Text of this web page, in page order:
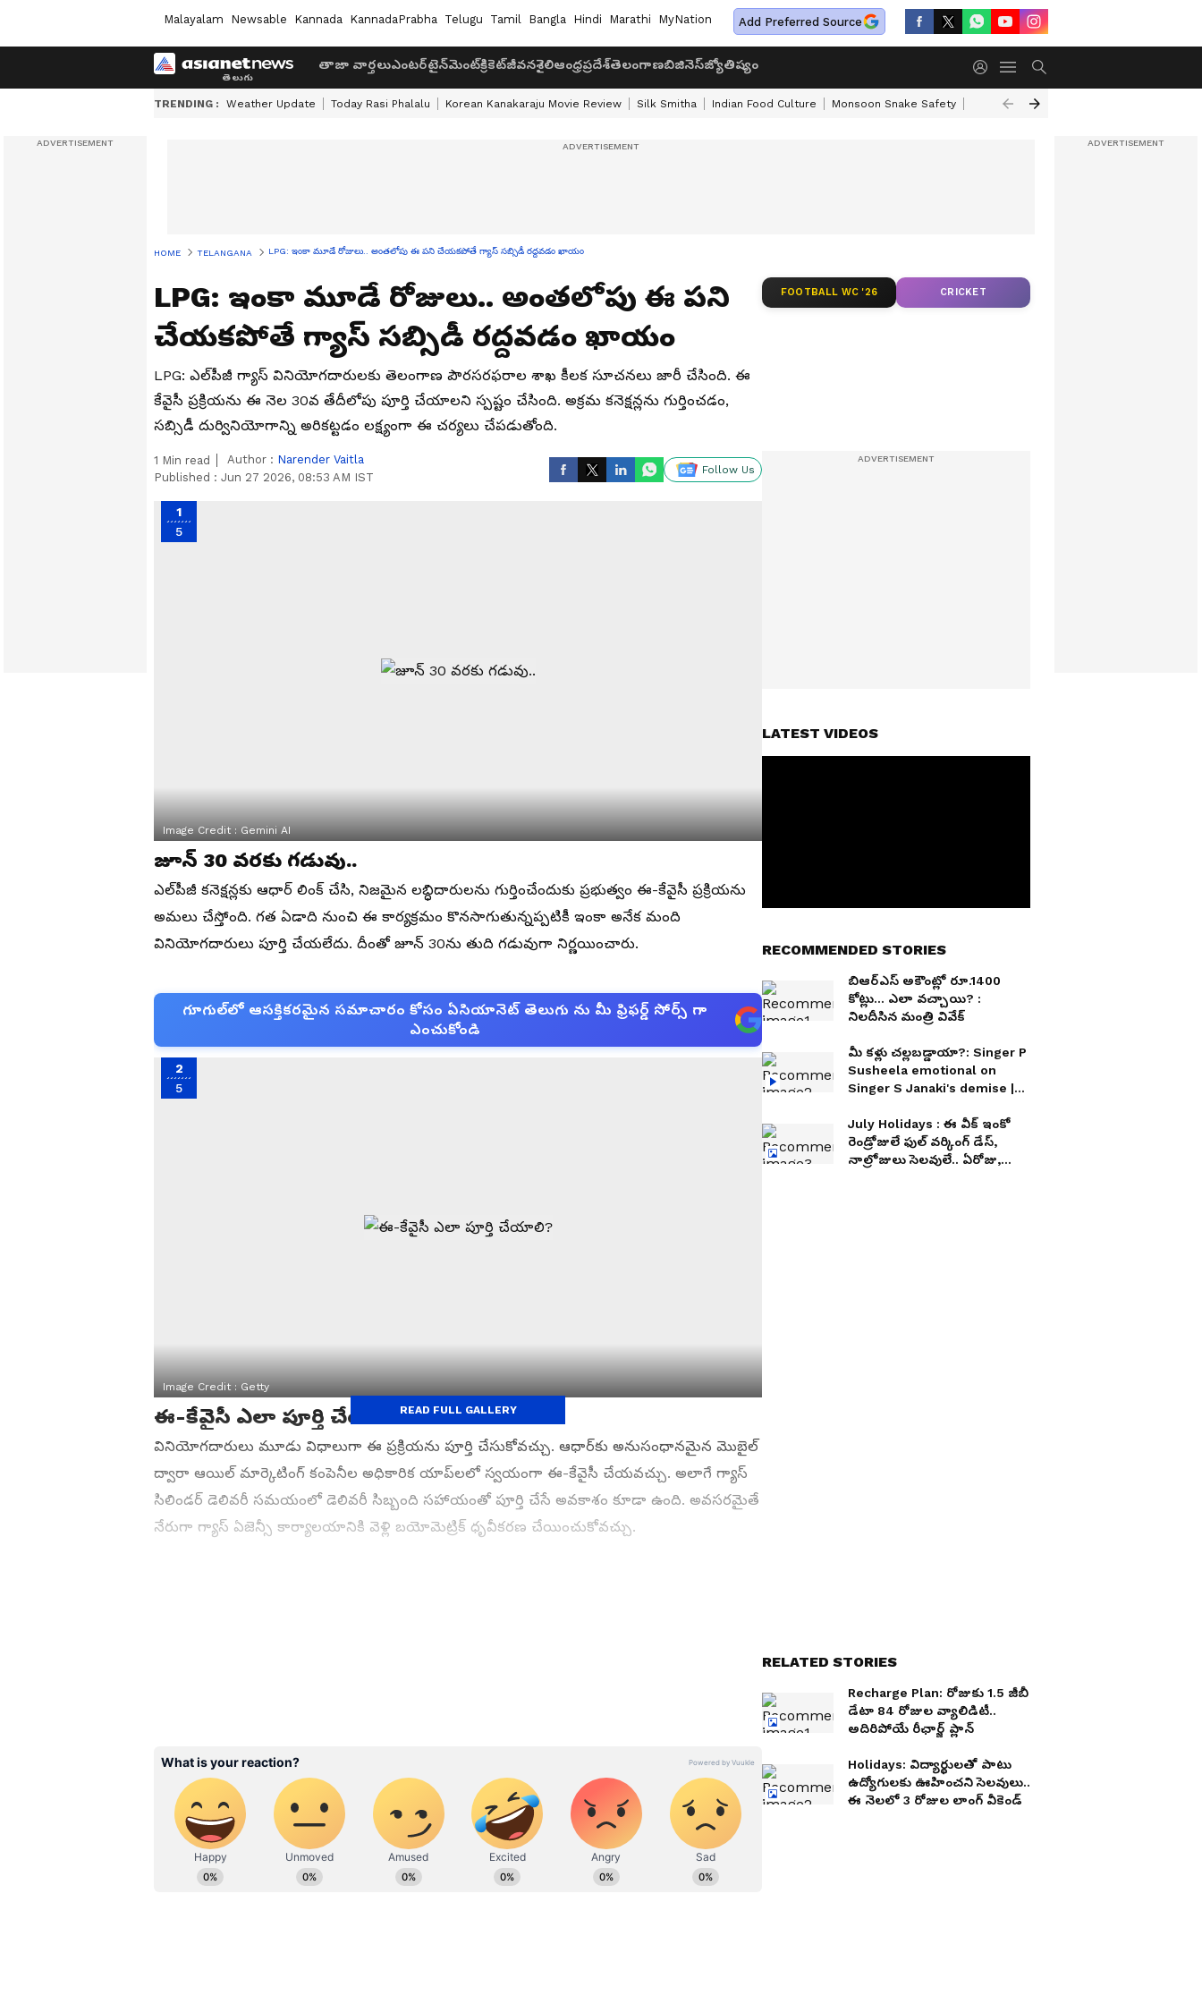
Malayalam Newsable Kannada KannadaPrabha Telugu Tamil Bangla Hindi Marathi MyNation Add Preferred Source
తాజా వార్తలుఎంటర్‌టైన్‌మెంట్క్రికెట్జీవనశైలిఆంధ్రప్రదేశ్తెలంగాణబిజినెస్జ్యోతిష్యం
TRENDING : Weather Update Today Rasi Phalalu Korean Kanakaraju Movie Review Silk Smitha Indian Food Culture Monsoon Snake Safety Akkineni Nageswara Rao
HOME TELANGANA LPG: ఇంకా మూడే రోజులు.. అంతలోపు ఈ పని చేయకపోతే గ్యాస్ సబ్సిడీ రద్దవడం ఖాయం
LPG: ఇంకా మూడే రోజులు.. అంతలోపు ఈ పని
చేయకపోతే గ్యాస్ సబ్సిడీ రద్దవడం ఖాయం
LPG: ఎల్‌పీజీ గ్యాస్ వినియోగదారులకు తెలంగాణ పౌరసరఫరాల శాఖ కీలక సూచనలు జారీ చేసింది. ఈ
కేవైసీ ప్రక్రియను ఈ నెల 30వ తేదీలోపు పూర్తి చేయాలని స్పష్టం చేసింది. అక్రమ కనెక్షన్లను గుర్తించడం,
సబ్సిడీ దుర్వినియోగాన్ని అరికట్టడం లక్ష్యంగా ఈ చర్యలు చేపడుతోంది.
1 Min read Author : Narender Vaitla
Published : Jun 27 2026, 08:53 AM IST
Follow Us
1
5
Image Credit : Gemini AI
జూన్ 30 వరకు గడువు..
ఎల్‌పీజీ కనెక్షన్లకు ఆధార్ లింక్ చేసి, నిజమైన లబ్ధిదారులను గుర్తించేందుకు ప్రభుత్వం ఈ-కేవైసీ ప్రక్రియను
అమలు చేస్తోంది. గత ఏడాది నుంచి ఈ కార్యక్రమం కొనసాగుతున్నప్పటికీ ఇంకా అనేక మంది
వినియోగదారులు పూర్తి చేయలేదు. దీంతో జూన్ 30ను తుది గడువుగా నిర్ణయించారు.
గూగుల్‌లో ఆసక్తికరమైన సమాచారం కోసం ఏసియానెట్ తెలుగు ను మీ ఫ్రిఫర్డ్ సోర్స్ గా
ఎంచుకోండి
2
5
Image Credit : Getty
ఈ-కేవైసీ ఎలా పూర్తి చేయాలి?
వినియోగదారులు మూడు విధాలుగా ఈ ప్రక్రియను పూర్తి చేసుకోవచ్చు. ఆధార్‌కు అనుసంధానమైన మొబైల్
ద్వారా ఆయిల్ మార్కెటింగ్ కంపెనీల అధికారిక యాప్‌లలో స్వయంగా ఈ-కేవైసీ చేయవచ్చు. అలాగే గ్యాస్
సిలిండర్ డెలివరీ సమయంలో డెలివరీ సిబ్బంది సహాయంతో పూర్తి చేసే అవకాశం కూడా ఉంది. అవసరమైతే
నేరుగా గ్యాస్ ఏజెన్సీ కార్యాలయానికి వెళ్లి బయోమెట్రిక్ ధృవీకరణ చేయించుకోవచ్చు.
READ FULL GALLERY
FOOTBALL WC '26 CRICKET
LATEST VIDEOS
RECOMMENDED STORIES
బిఆర్ఎస్ అకౌంట్లో రూ.1400
కోట్లు... ఎలా వచ్చాయి? :
నిలదీసిన మంత్రి వివేక్
మీ కళ్లు చల్లబడ్డాయా?: Singer P
Susheela emotional on
Singer S Janaki's demise |
July Holidays : ఈ వీక్ ఇంకో
రెండ్రోజులే ఫుల్ వర్కింగ్ డేస్,
నాల్రోజులు సెలవులే.. ఏరోజు,
RELATED STORIES
Recharge Plan: రోజుకు 1.5 జీబీ
డేటా 84 రోజుల వ్యాలిడిటీ..
అదిరిపోయే రీఛార్జ్ ప్లాన్
Holidays: విద్యార్థులతో పాటు
ఉద్యోగులకు ఊహించని సెలవులు..
ఈ నెలలో 3 రోజుల లాంగ్ వీకెండ్